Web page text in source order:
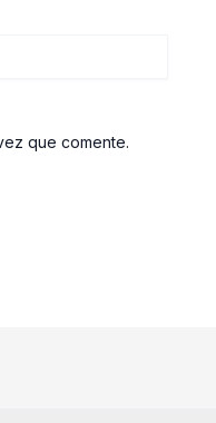
que comente.